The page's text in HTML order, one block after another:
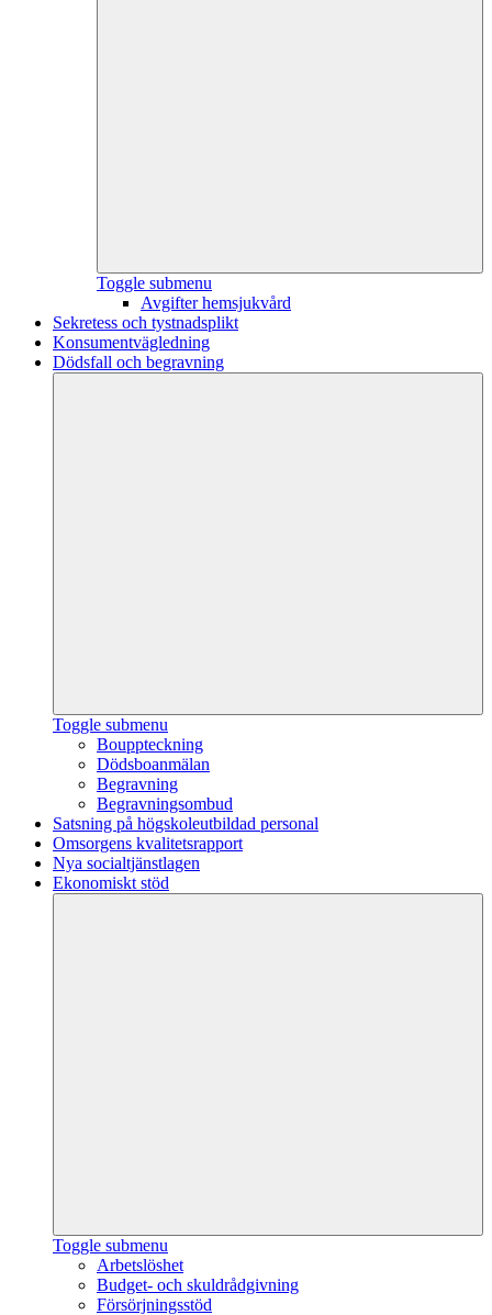
Toggle submenu
Avgifter hemsjukvård
Sekretess och tystnadsplikt
Konsumentvägledning
Dödsfall och begravning
Toggle submenu
Bouppteckning
Dödsboanmälan
Begravning
Begravningsombud
Satsning på högskoleutbildad personal
Omsorgens kvalitetsrapport
Nya socialtjänstlagen
Ekonomiskt stöd
Toggle submenu
Arbetslöshet
Budget- och skuldrådgivning
Försörjningsstöd